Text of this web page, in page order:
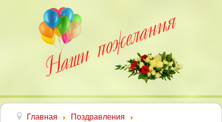
Главная
Поздравления